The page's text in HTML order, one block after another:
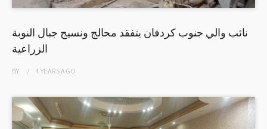
نائب والي جنوب كردفان يتفقد محالج ونسيج جبال النوبة
الزراعية
BY 4 YEARSAGO